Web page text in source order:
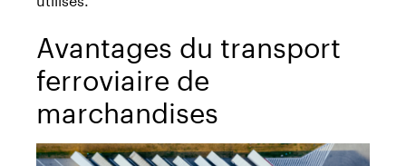
Avantages du transport
ferroviaire de
marchandises